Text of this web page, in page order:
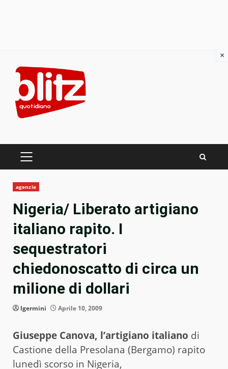
content
PRIMARY
agenzie
Nigeria/ Liberato artigiano
italiano rapito. I
sequestratori
chiedonoscatto di circa un
milione di dollari
lgermini Aprile 10, 2009
Giuseppe Canova, l’artigiano italiano di
Castione della Presolana (Bergamo) rapito
lunedì scorso in Nigeria,
×